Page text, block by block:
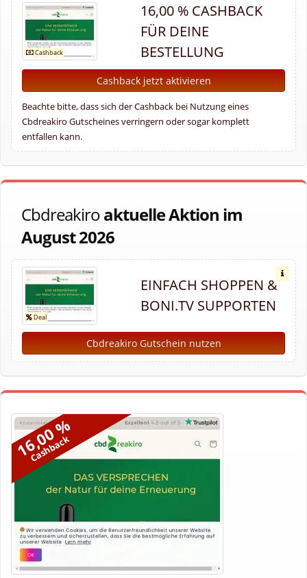
16,00 % CASHBACK
FÜR DEINE
BESTELLUNG
Cashback jetzt aktivieren
Beachte bitte, dass sich der Cashback bei Nutzung eines
Cbdreakiro Gutscheines verringern oder sogar komplett
entfallen kann.
Cbdreakiroaktuelle Aktion im
August 2026
EINFACH SHOPPEN &
BONI.TV SUPPORTEN
Cbdreakiro Gutschein nutzen
16,00 %
Cashback